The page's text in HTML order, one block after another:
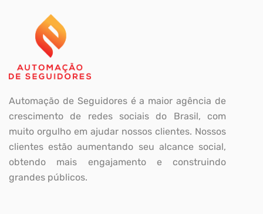
Automação de Seguidores é a maior agência de
crescimento de redes sociais do Brasil, com
muito orgulho em ajudar nossos clientes. Nossos
clientes estão aumentando seu alcance social,
obtendo mais engajamento e construindo
grandes públicos.